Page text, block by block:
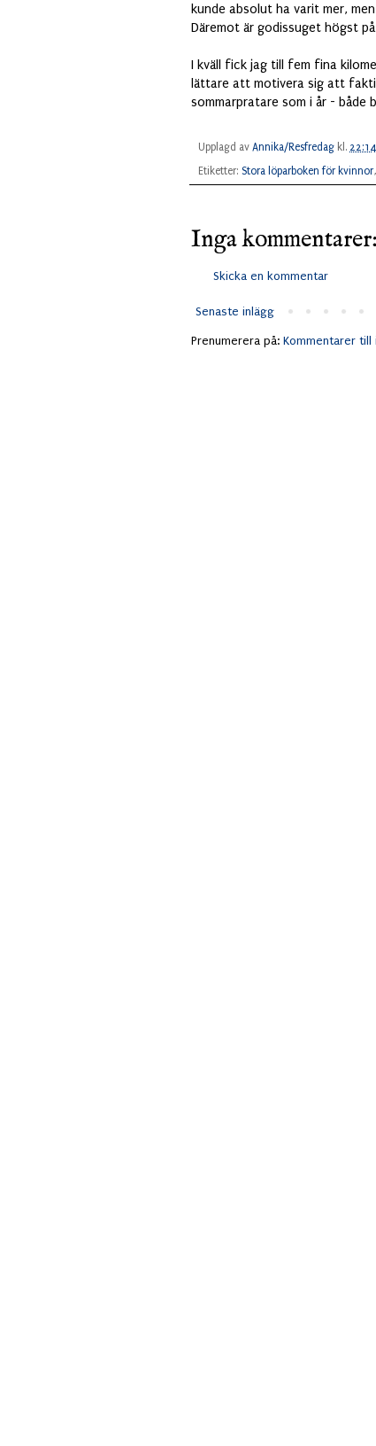
kunde absolut ha varit mer,
Däremot är godissuget högst
I kväll fick jag till fem fina
lättare att motivera sig att
sommarpratare som i år - både
Upplagd av Annika/Resfredag kl. 22:14
Etiketter: Stora löparboken för kvinnor,
Inga kommentarer:
Skicka en kommentar
Senaste inlägg
Prenumerera på: Kommentarer till